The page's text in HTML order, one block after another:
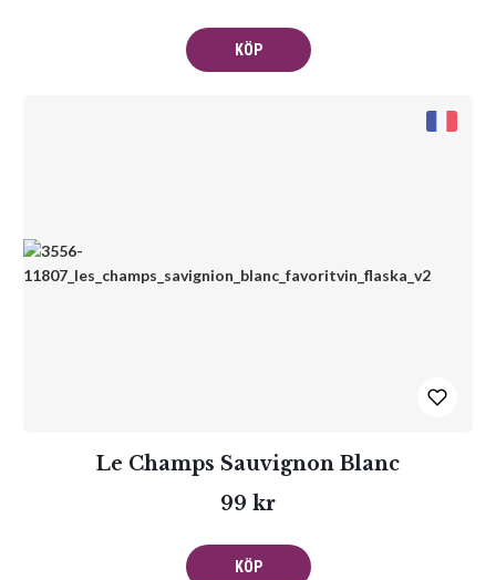
KÖP
Le Champs Sauvignon Blanc
99 kr
KÖP